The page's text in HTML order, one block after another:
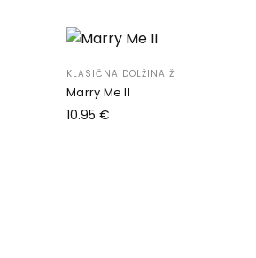
KLASIČNA DOLŽINA Ž
Marry Me II
10.95 €